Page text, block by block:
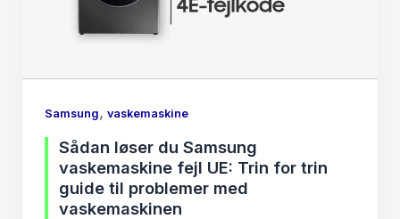
Samsung, vaskemaskine
Sådan løser du Samsung
vaskemaskine fejl UE: Trin for trin
guide til problemer med
vaskemaskinen